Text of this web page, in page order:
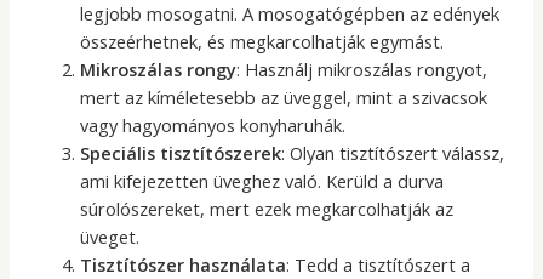
legjobb mosogatni. A mosogatógépben az edények
összeérhetnek, és megkarcolhatják egymást.
Mikroszálas rongy: Használj mikroszálas rongyot,
mert az kíméletesebb az üveggel, mint a szivacsok
vagy hagyományos konyharuhák.
Speciális tisztítószerek: Olyan tisztítószert válassz,
ami kifejezetten üveghez való. Kerüld a durva
súrolószereket, mert ezek megkarcolhatják az
üveget.
Tisztítószer használata: Tedd a tisztítószert a